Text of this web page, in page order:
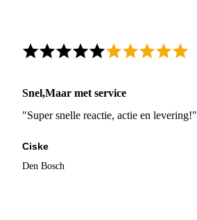
Snel,Maar met service
"Super snelle reactie, actie en levering!"
Ciske
Den Bosch